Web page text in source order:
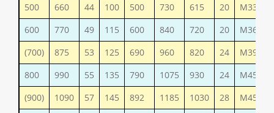
500
660 44 100 500 730 615 20
М33
600
770 49 115 600 840 720 20
М36
(700)
875 53 125 690 960 820 24
М39
800
990 55 135 790 1075 930 24
М45
(900)
1090 57 145 892 1185 1030 28
М45